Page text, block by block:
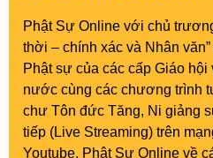
Phật Sự Online với chủ
thời – chính xác và Nhân
Phật sự của các cấp Giáo
nước cùng các chương trình
chư Tôn đức Tăng, Ni giảng
tiếp (Live Streaming) trên
Youtube, Phật Sự Online về